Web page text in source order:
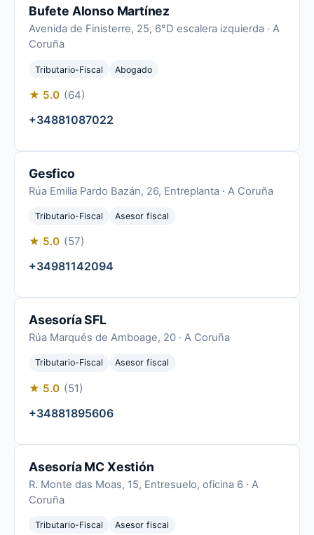
Bufete Alonso Martínez
Avenida de Finisterre, 25, 6°D escalera izquierda · A
Coruña
Tributario-Fiscal Abogado
★ 5.0 (64)
+34881087022
Gesfico
Rúa Emilia Pardo Bazán, 26, Entreplanta · A Coruña
Tributario-Fiscal Asesor fiscal
★ 5.0 (57)
+34981142094
Asesoría SFL
Rúa Marqués de Amboage, 20 · A Coruña
Tributario-Fiscal Asesor fiscal
★ 5.0 (51)
+34881895606
Asesoría MC Xestión
R. Monte das Moas, 15, Entresuelo, oficina 6 · A
Coruña
Tributario-Fiscal Asesor fiscal